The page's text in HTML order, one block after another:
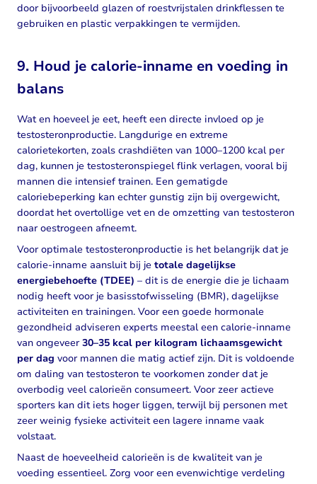
door bijvoorbeeld glazen of roestvrijstalen drinkflessen te
gebruiken en plastic verpakkingen te vermijden.
9. Houd je calorie-inname en voeding in
balans
Wat en hoeveel je eet, heeft een directe invloed op je
testosteronproductie. Langdurige en extreme
calorietekorten, zoals crashdiëten van 1000–1200 kcal per
dag, kunnen je testosteronspiegel flink verlagen, vooral bij
mannen die intensief trainen. Een gematigde
caloriebeperking kan echter gunstig zijn bij overgewicht,
doordat het overtollige vet en de omzetting van testosteron
naar oestrogeen afneemt.
Voor optimale testosteronproductie is het belangrijk dat je
calorie-inname aansluit bij je totale dagelijkse
energiebehoefte (TDEE) – dit is de energie die je lichaam
nodig heeft voor je basisstofwisseling (BMR), dagelijkse
activiteiten en trainingen. Voor een goede hormonale
gezondheid adviseren experts meestal een calorie-inname
van ongeveer30–35 kcal per kilogram lichaamsgewicht
per dag voor mannen die matig actief zijn. Dit is voldoende
om daling van testosteron te voorkomen zonder dat je
overbodig veel calorieën consumeert. Voor zeer actieve
sporters kan dit iets hoger liggen, terwijl bij personen met
zeer weinig fysieke activiteit een lagere inname vaak
volstaat.
Naast de hoeveelheid calorieën is de kwaliteit van je
voeding essentieel. Zorg voor een evenwichtige verdeling